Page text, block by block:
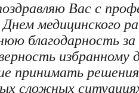
Вас с
Днем медицинского
благодарность
избранному
принимать
сложных